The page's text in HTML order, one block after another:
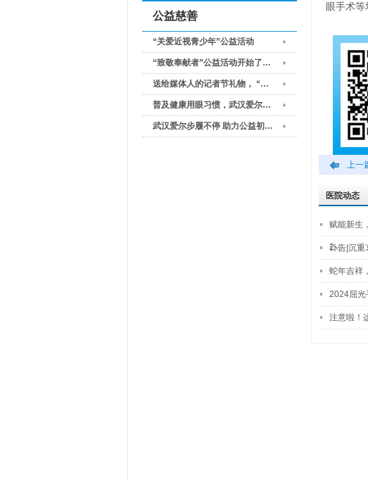
公益慈善
“关爱近视青少年”公益活动
“致敬奉献者”公益活动开始了…
送给媒体人的记者节礼物， “…
普及健康用眼习惯，武汉爱尔…
武汉爱尔步履不停 助力公益初…
眼手术等
上一
医院动态
赋能新生
2…
讣告|沉重
蛇年吉祥
2024屈
注意啦！